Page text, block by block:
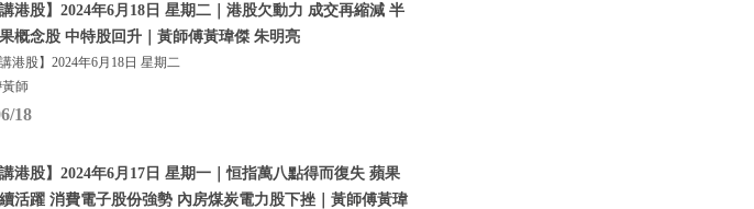
講港股】2024年6月18日 星期二｜港股欠動力 成交再縮減 半
概念股 中特股回升｜黃師傅黃瑋傑 朱明亮
講港股】2024年6月18日 星期二
黃師
18
講港股】2024年6月17日 星期一｜恒指萬八點得而復失 蘋果
活躍 消費電子股份強勢 內房煤炭電力股下挫｜黃師傅黃瑋